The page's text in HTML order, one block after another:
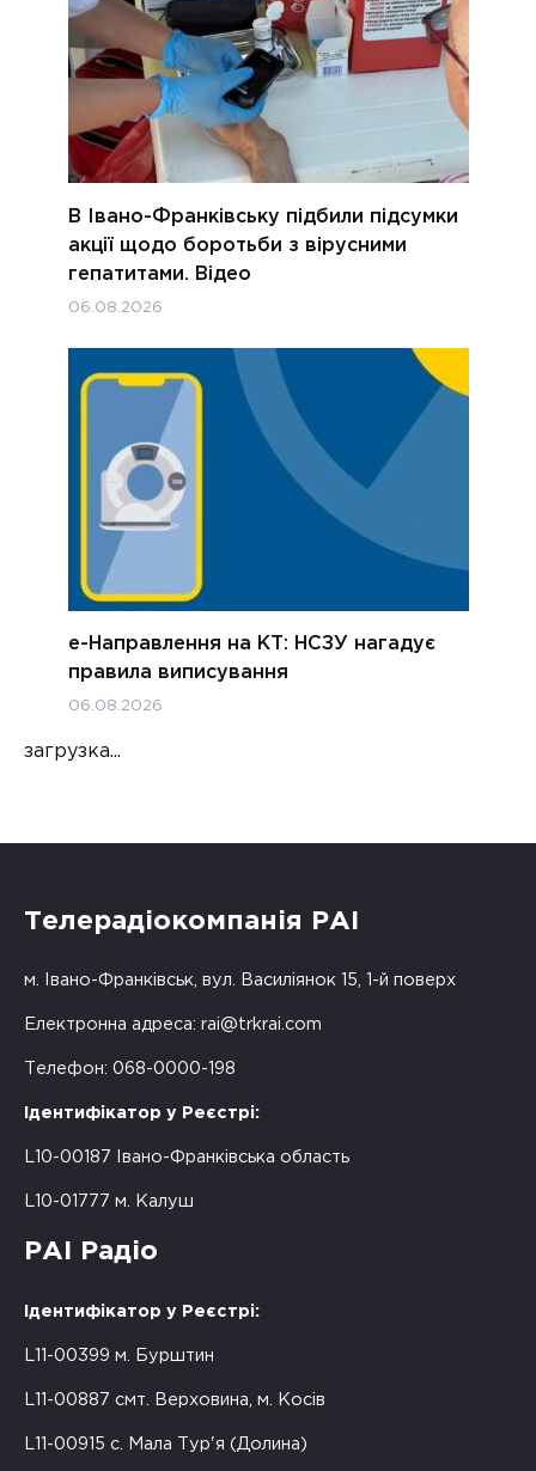
В Івано-Франківську підбили підсумки
акції щодо боротьби з вірусними
гепатитами. Відео
06.08.2026
е-Направлення на КТ: НСЗУ нагадує
правила виписування
06.08.2026
загрузка...
Телерадіокомпанія РАІ
м. Івано-Франківськ, вул. Василіянок 15, 1-й поверх
Електронна адреса: rai@trkrai.com
Телефон: 068-0000-198
Ідентифікатор у Реєстрі:
L10-00187 Івано-Франківська область
L10-01777 м. Калуш
РАІ Радіо
Ідентифікатор у Реєстрі:
L11-00399 м. Бурштин
L11-00887 смт. Верховина, м. Косів
L11-00915 с. Мала Тур'я (Долина)